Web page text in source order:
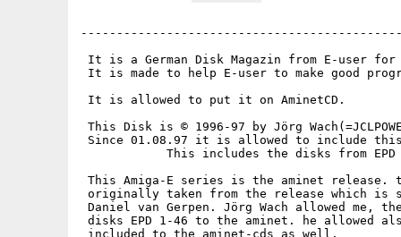
It is a German Disk Magazin from E-user for
It is made to help E-user to make good
It is allowed to put it on AminetCD.
This Disk is © 1996-97 by Jörg
Since 01.08.97 it is allowed to include this
This includes the disks from EPD
This Amiga-E series is the aminet release.
originally taken from the release which is
Daniel van Gerpen. Jörg Wach allowed me,
disks EPD 1-46 to the aminet. he allowed
included to the aminet-cds as well.